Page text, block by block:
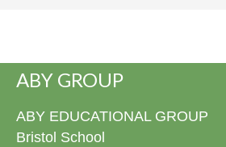
ABY GROUP
ABY EDUCATIONAL GROUP
Bristol School